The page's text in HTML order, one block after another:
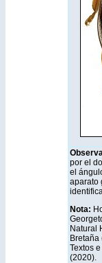
por el
el
aparato
Nota:
Natural
Textos
(2020).